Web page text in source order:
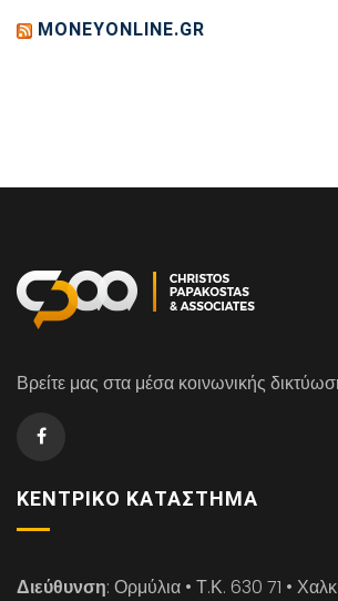
MONEYONLINE.GR
Βρείτε μας στα μέσα κοινωνικής
ΚΕΝΤΡΙΚΌ ΚΑΤΆΣΤΗΜΑ
Διεύθυνση: Ορμύλια • Τ.Κ. 630 71 •